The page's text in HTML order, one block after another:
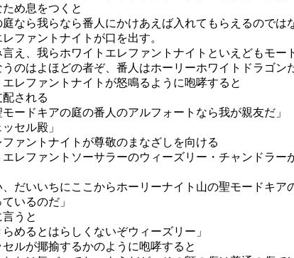
め息をつくと
庭なら我らなら番人にかけあえば入れてもらえるのでは
ファントナイトが口を出す。
言え、我らホワイトエレファントナイトといえどもモー
のはよほどの者ぞ、番人はホーリーホワイトドラゴン
レファントナイトが怒鳴るように咆哮すると
される
モードキアの庭の番人のアルフォートなら我が親友だ」
セル殿」
ァントナイトが尊敬のまなざしを向ける
レファントソーサラーのウィーズリー・チャンドラー
、だいいちにここからホーリーナイト山の聖モードキア
いるのだ」
うと
らめるとはらしくないぞウィーズリー」
ルが揶揄するかのように咆哮すると